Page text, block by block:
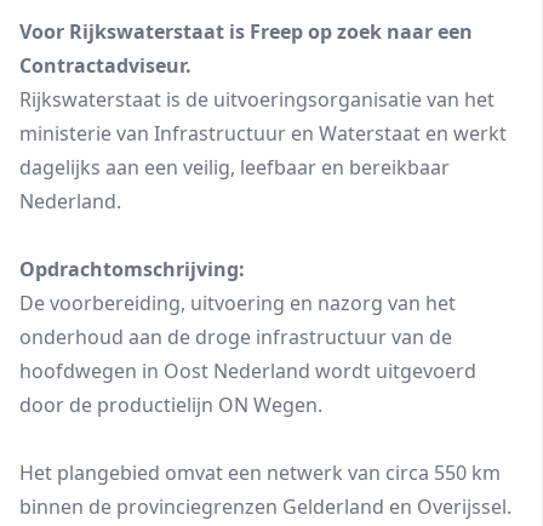
Voor Rijkswaterstaat is Freep op zoek naar een
Contractadviseur.
Rijkswaterstaat is de uitvoeringsorganisatie van het
ministerie van Infrastructuur en Waterstaat en werkt
dagelijks aan een veilig, leefbaar en bereikbaar
Nederland.
Opdrachtomschrijving:
De voorbereiding, uitvoering en nazorg van het
onderhoud aan de droge infrastructuur van de
hoofdwegen in Oost Nederland wordt uitgevoerd
door de productielijn ON Wegen.
Het plangebied omvat een netwerk van circa 550 km
binnen de provinciegrenzen Gelderland en Overijssel.